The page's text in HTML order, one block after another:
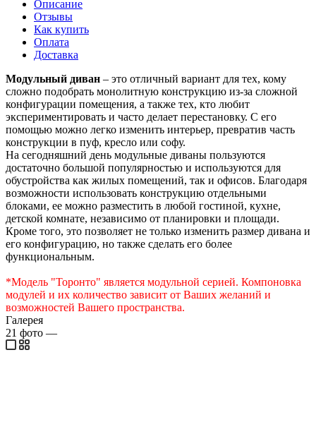
Описание
Отзывы
Как купить
Оплата
Доставка
Модульный диван – это отличный вариант для тех, кому
сложно подобрать монолитную конструкцию из-за сложной
конфигурации помещения, а также тех, кто любит
экспериментировать и часто делает перестановку. С его
помощью можно легко изменить интерьер, превратив часть
конструкции в пуф, кресло или софу.
На сегодняшний день модульные диваны пользуются
достаточно большой популярностью и используются для
обустройства как жилых помещений, так и офисов. Благодаря
возможности использовать конструкцию отдельными
блоками, ее можно разместить в любой гостиной, кухне,
детской комнате, независимо от планировки и площади.
Кроме того, это позволяет не только изменить размер дивана и
его конфигурацию, но также сделать его более
функциональным.
*Модель "Торонто" является модульной серией. Компоновка
модулей и их количество зависит от Ваших желаний и
возможностей Вашего пространства.
Галерея
21 фото —